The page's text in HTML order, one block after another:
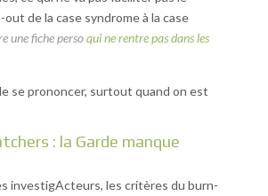
de la case syndrome à la case
une fiche persoqui ne rentre pas dans les
se prononcer, surtout quand on est
: la Garde manque
investigActeurs, les critères du burn-